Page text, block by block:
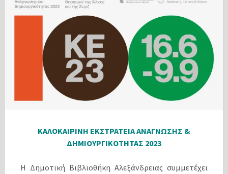
ΚΑΛΟΚΑΙΡΙΝΗ ΕΚΣΤΡΑΤΕΙΑ ΑΝΑΓΝΩΣΗΣ &
ΔΗΜΙΟΥΡΓΙΚΟΤΗΤΑΣ 2023
Η Δημοτική Βιβλιοθήκη Αλεξάνδρειας συμμετέχει